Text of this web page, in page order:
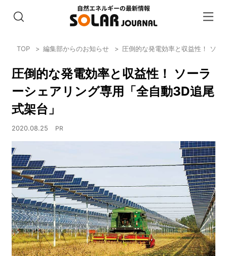
TOP 編集部からのお知らせ 圧倒的な発電効率と収益性！ ソー
圧倒的な発電効率と収益性！ ソーラ
ーシェアリング専用「全自動3D追尾
式架台」
2020.08.25 PR